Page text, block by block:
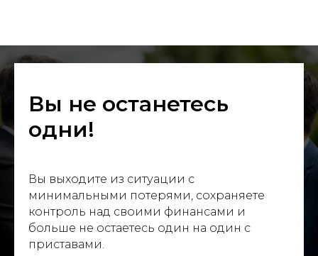
Вы не останетесь
одни!
Вы выходите из ситуации с
минимальными потерями, сохраняете
контроль над своими финансами и
больше не остаетесь один на один с
приставами.